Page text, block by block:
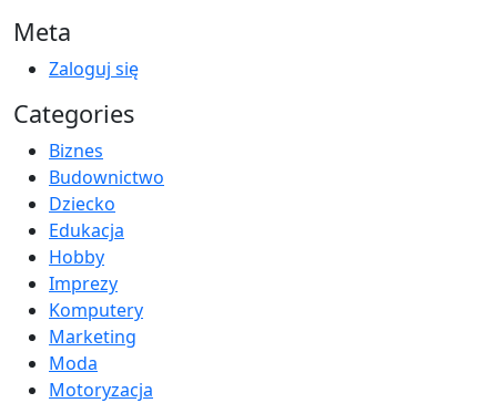
Meta
Zaloguj się
Categories
Biznes
Budownictwo
Dziecko
Edukacja
Hobby
Imprezy
Komputery
Marketing
Moda
Motoryzacja